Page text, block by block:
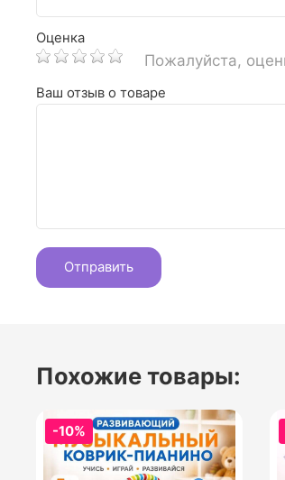
Оценка
Пожалуйста,
Ваш отзыв о товаре
Похожие товары:
-10%